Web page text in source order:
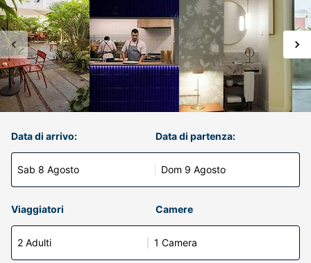
Data di arrivo:
Sab 8 Agosto
Data di partenza:
Dom 9 Agosto
Viaggiatori Camere
2 Adulti 1 Camera